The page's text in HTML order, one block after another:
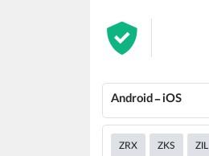
Android - iOS
ZRX ZKS ZIL